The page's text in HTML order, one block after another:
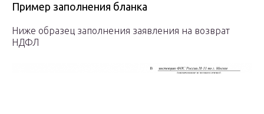
Пример заполнения бланка
Ниже образец заполнения заявления на возврат
НДФЛ